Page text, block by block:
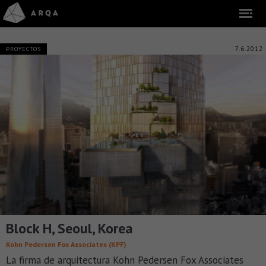
PROYECTOS 7.6.2012
Block H, Seoul, Korea
Kohn Pedersen Fox Associates (KPF)
La firma de arquitectura Kohn Pedersen Fox Associates